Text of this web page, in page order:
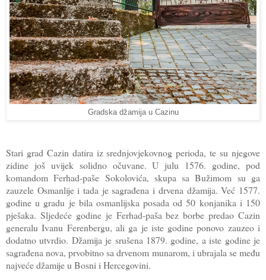
Gradska džamija u Cazinu
Stari grad Cazin datira iz srednjovjekovnog perioda, te su njegove
zidine još uvijek solidno očuvane. U julu 1576. godine, pod
komandom Ferhad-paše Sokolovića, skupa sa Bužimom su ga
zauzele Osmanlije i tada je sagrađena i drvena džamija. Već 1577.
godine u gradu je bila osmanlijska posada od 50 konjanika i 150
pješaka. Sljedeće godine je Ferhad-paša bez borbe predao Cazin
generalu Ivanu Ferenbergu, ali ga je iste godine ponovo zauzeo i
dodatno utvrdio. Džamija je srušena 1879. godine, a iste godine je
sagrađena nova, prvobitno sa drvenom munarom, i ubrajala se među
najveće džamije u Bosni i Hercegovini.